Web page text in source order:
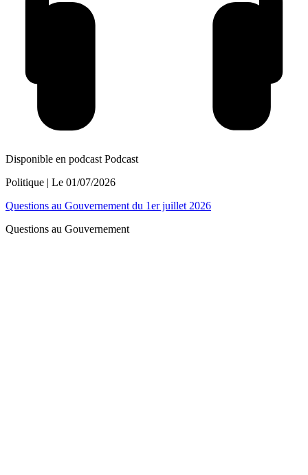
Disponible en podcast Podcast
Politique | Le 01/07/2026
Questions au Gouvernement du 1er juillet 2026
Questions au Gouvernement